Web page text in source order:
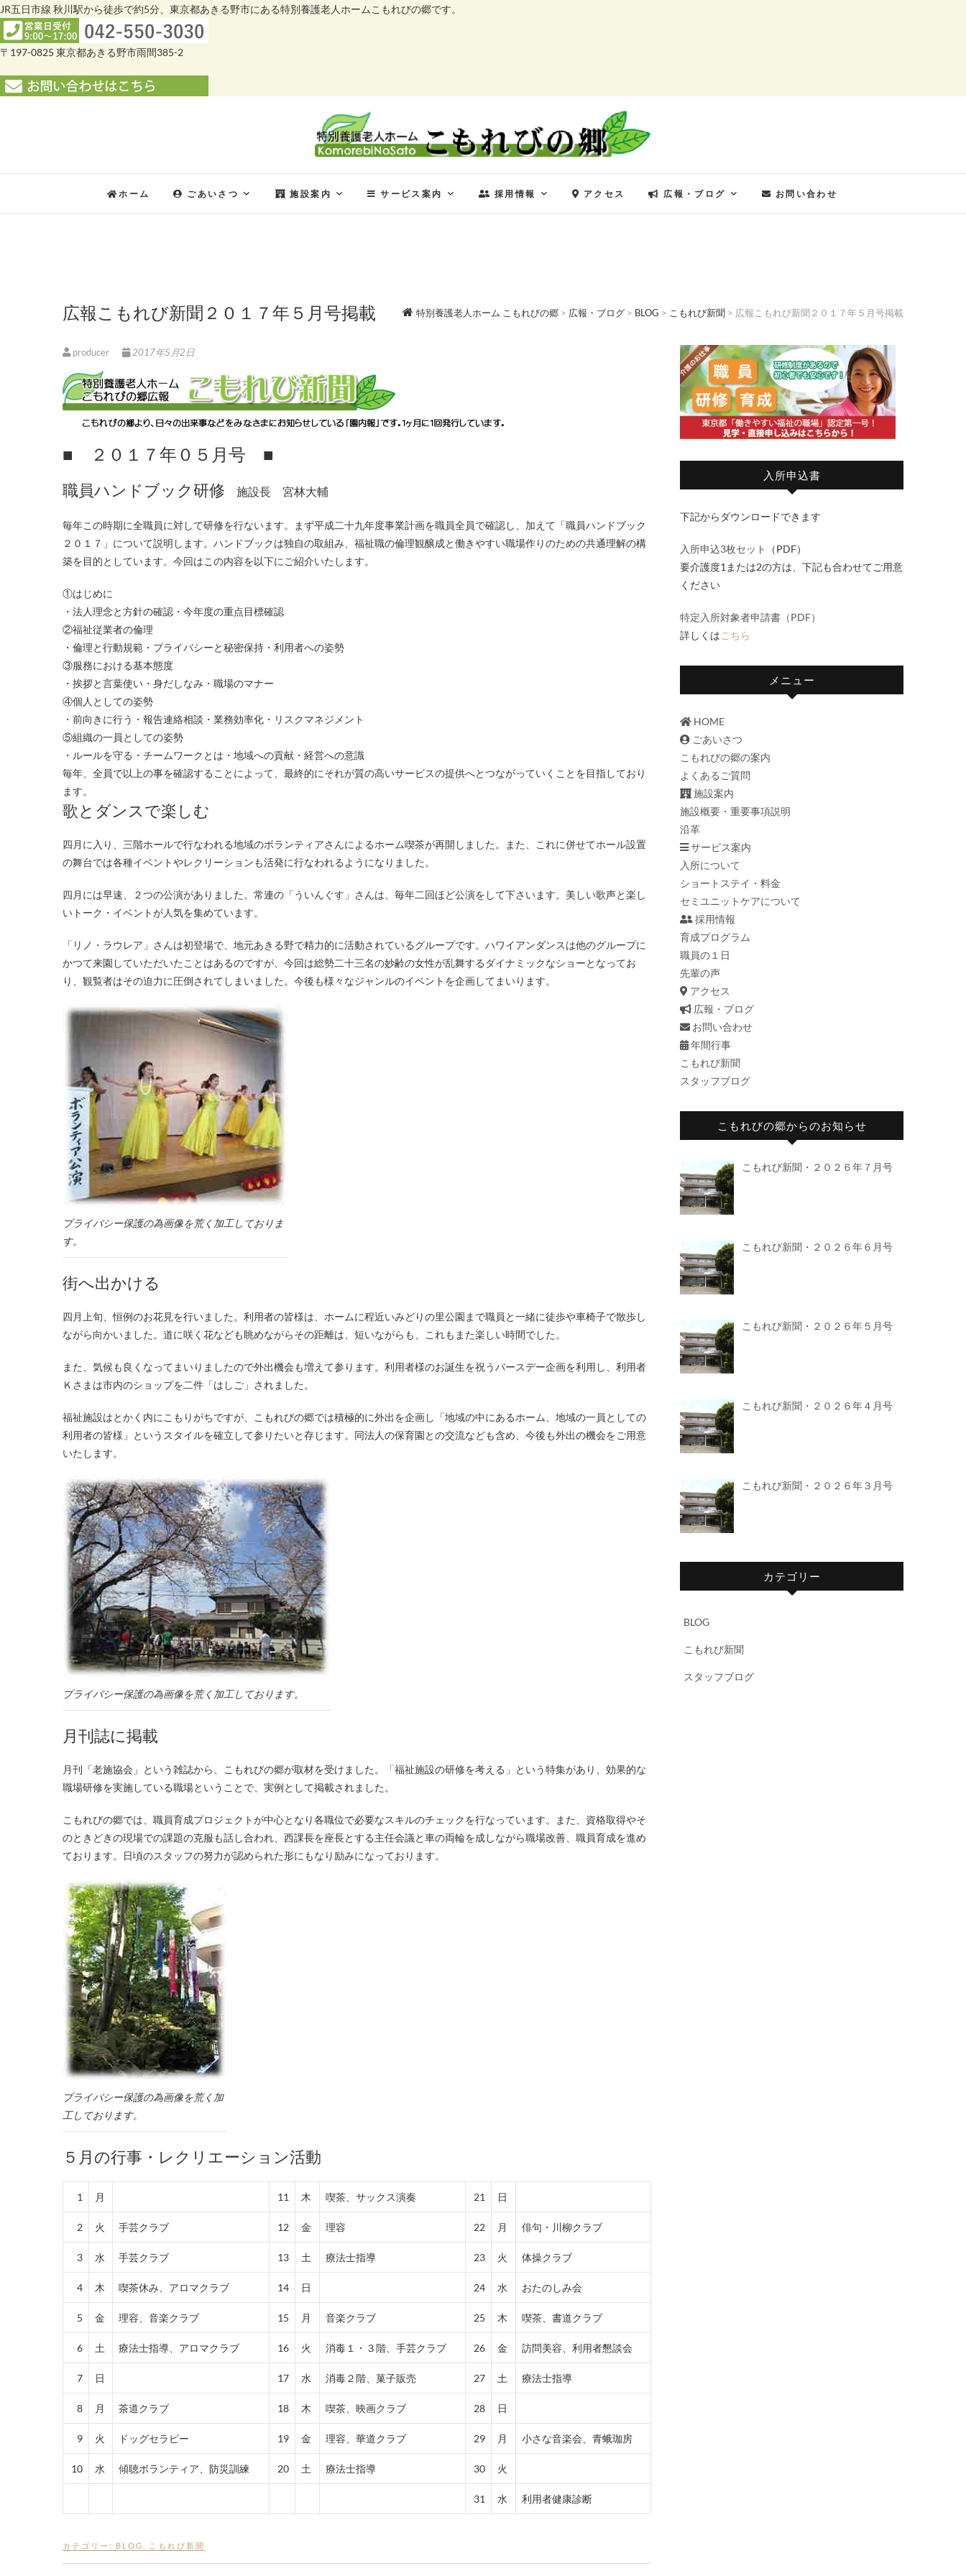
JR五日市線 秋川駅から徒歩で約5分、東京都あきる野市にある特別養護老人ホームこもれびの郷です。
〒197-0825 東京都あきる野市雨間385-2
特別養護老人ホーム こもれびの郷
ホーム ごあいさつ 施設案内 サービス案内 採用情報 アクセス 広報・ブログ お問い合わせ
広報こもれび新聞２０１７年５月号掲載 特別養護老人ホーム こもれびの郷 > 広報・ブログ > BLOG > こもれび新聞 > 広報こもれび新聞２０１７年５月号掲載
producer 2017年5月2日
■ ２０１７年０５月号 ■
職員ハンドブック研修 施設長 宮林大輔
毎年この時期に全職員に対して研修を行ないます。まず平成二十九年度事業計画を職員全員で確認し、加えて「職員ハンドブック
２０１７」について説明します。ハンドブックは独自の取組み、福祉職の倫理観醸成と働きやすい職場作りのための共通理解の構
築を目的としています。今回はこの内容を以下にご紹介いたします。
①はじめに
・法人理念と方針の確認・今年度の重点目標確認
②福祉従業者の倫理
・倫理と行動規範・プライバシーと秘密保持・利用者への姿勢
③服務における基本態度
・挨拶と言葉使い・身だしなみ・職場のマナー
④個人としての姿勢
・前向きに行う・報告連絡相談・業務効率化・リスクマネジメント
⑤組織の一員としての姿勢
・ルールを守る・チームワークとは・地域への貢献・経営への意識
毎年、全員で以上の事を確認することによって、最終的にそれが質の高いサービスの提供へとつながっていくことを目指しており
ます。
歌とダンスで楽しむ
四月に入り、三階ホールで行なわれる地域のボランティアさんによるホーム喫茶が再開しました。また、これに併せてホール設置
の舞台では各種イベントやレクリーションも活発に行なわれるようになりました。
四月には早速、２つの公演がありました。常連の「ういんぐす」さんは、毎年二回ほど公演をして下さいます。美しい歌声と楽し
いトーク・イベントが人気を集めています。
「リノ・ラウレア」さんは初登場で、地元あきる野で精力的に活動されているグループです。ハワイアンダンスは他のグループに
かつて来園していただいたことはあるのですが、今回は総勢二十三名の妙齢の女性が乱舞するダイナミックなショーとなってお
り、観覧者はその迫力に圧倒されてしまいました。今後も様々なジャンルのイベントを企画してまいります。
プライバシー保護の為画像を荒く加工しておりま
す。
街へ出かける
四月上旬、恒例のお花見を行いました。利用者の皆様は、ホームに程近いみどりの里公園まで職員と一緒に徒歩や車椅子で散歩し
ながら向かいました。道に咲く花なども眺めながらその距離は、短いながらも、これもまた楽しい時間でした。
また、気候も良くなってまいりましたので外出機会も増えて参ります。利用者様のお誕生を祝うバースデー企画を利用し、利用者
Ｋさまは市内のショップを二件「はしご」されました。
福祉施設はとかく内にこもりがちですが、こもれびの郷では積極的に外出を企画し「地域の中にあるホーム、地域の一員としての
利用者の皆様」というスタイルを確立して参りたいと存じます。同法人の保育園との交流なども含め、今後も外出の機会をご用意
いたします。
プライバシー保護の為画像を荒く加工しております。
月刊誌に掲載
月刊「老施協会」という雑誌から、こもれびの郷が取材を受けました。「福祉施設の研修を考える」という特集があり、効果的な
職場研修を実施している職場ということで、実例として掲載されました。
こもれびの郷では、職員育成プロジェクトが中心となり各職位で必要なスキルのチェックを行なっています。また、資格取得やそ
のときどきの現場での課題の克服も話し合われ、西課長を座長とする主任会議と車の両輪を成しながら職場改善、職員育成を進め
ております。日頃のスタッフの努力が認められた形にもなり励みになっております。
プライバシー保護の為画像を荒く加
工しております。
５月の行事・レクリエーション活動
1 月 11 木 喫茶、サックス演奏 21 日
2 火 手芸クラブ 12 金 理容 22 月 俳句・川柳クラブ
3 水 手芸クラブ 13 土 療法士指導 23 火 体操クラブ
4 木 喫茶休み、アロマクラブ 14 日 24 水 おたのしみ会
5 金 理容、音楽クラブ 15 月 音楽クラブ 25 木 喫茶、書道クラブ
6 土 療法士指導、アロマクラブ 16 火 消毒１・３階、手芸クラブ 26 金 訪問美容、利用者懇談会
7 日 17 水 消毒２階、菓子販売 27 土 療法士指導
8 月 茶道クラブ 18 木 喫茶、映画クラブ 28 日
9 火 ドッグセラピー 19 金 理容、華道クラブ 29 月 小さな音楽会、青蛾珈房
10 水 傾聴ボランティア、防災訓練 20 土 療法士指導 30 火
31 水 利用者健康診断
カテゴリー: BLOG こもれび新聞
入所申込書
下記からダウンロードできます
入所申込3枚セット
（PDF）
要介護度1または2の方は、下記も合わせてご用意
ください
特定入所対象者申請書（PDF）
詳しくはこちら
メニュー
HOME
ごあいさつ
こもれびの郷の案内
よくあるご質問
施設案内
施設概要・重要事項説明
沿革
サービス案内
入所について
ショートステイ・料金
セミユニットケアについて
採用情報
育成プログラム
職員の１日
先輩の声
アクセス
広報・ブログ
お問い合わせ
年間行事
こもれび新聞
スタッフブログ
こもれびの郷からのお知らせ
こもれび新聞・２０２６年７月号
こもれび新聞・２０２６年６月号
こもれび新聞・２０２６年５月号
こもれび新聞・２０２６年４月号
こもれび新聞・２０２６年３月号
カテゴリー
BLOG
こもれび新聞
スタッフブログ